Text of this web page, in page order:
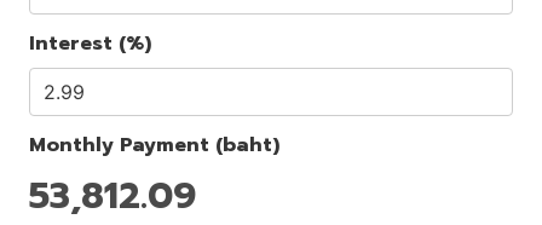
Interest (%)
Monthly Payment (baht)
53,812.09